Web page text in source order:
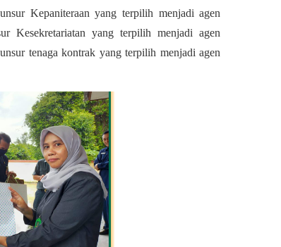
Kepaniteraan yang terpilih menjadi agen
Kesekretariatan yang terpilih menjadi agen
tenaga kontrak yang terpilih menjadi agen